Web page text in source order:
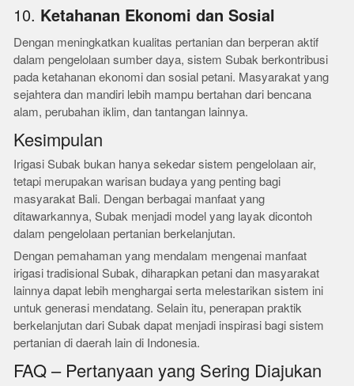
10. Ketahanan Ekonomi dan Sosial
Dengan meningkatkan kualitas pertanian dan berperan aktif
dalam pengelolaan sumber daya, sistem Subak berkontribusi
pada ketahanan ekonomi dan sosial petani. Masyarakat yang
sejahtera dan mandiri lebih mampu bertahan dari bencana
alam, perubahan iklim, dan tantangan lainnya.
Kesimpulan
Irigasi Subak bukan hanya sekedar sistem pengelolaan air,
tetapi merupakan warisan budaya yang penting bagi
masyarakat Bali. Dengan berbagai manfaat yang
ditawarkannya, Subak menjadi model yang layak dicontoh
dalam pengelolaan pertanian berkelanjutan.
Dengan pemahaman yang mendalam mengenai manfaat
irigasi tradisional Subak, diharapkan petani dan masyarakat
lainnya dapat lebih menghargai serta melestarikan sistem ini
untuk generasi mendatang. Selain itu, penerapan praktik
berkelanjutan dari Subak dapat menjadi inspirasi bagi sistem
pertanian di daerah lain di Indonesia.
FAQ – Pertanyaan yang Sering Diajukan